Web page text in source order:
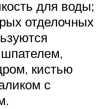
для воды;
отделочных
кистью
с